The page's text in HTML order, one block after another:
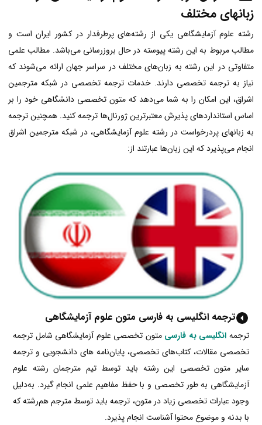
زبانهای مختلف
رشته علوم آزمایشگاهی یکی از رشته‌های پرطرفدار در کشور ایران است و
مطالب مربوط به این رشته پیوسته در حال بروز‌رسانی می‌باشد. مطالب علمی
متفاوتی در این رشته به زبان‌های مختلف در سراسر جهان ارائه می‌شوند که
نیاز به ترجمه تخصصی دارند. خدمات ترجمه تخصصی در شبکه مترجمین
اشراق، این امکان را به شما می‌دهد که متون تخصصی دانشگاهی خود را بر
اساس استانداردهای پذیرش معتبرترین ژورنال‌ها ترجمه کنید. همچنین ترجمه
به زبانهای پردرخواست در رشته علوم آزمایشگاهی، در شبکه مترجمین اشراق
انجام می‌پذیرد که این زبان‌ها عبارتند از:
ترجمه انگلیسی به فارسی متون علوم آزمایشگاهی
ترجمه انگلیسی به فارسی متون تخصصی علوم آزمایشگاهی شامل ترجمه
تخصصی مقالات، کتاب‌های تخصصی، پایان‌نامه‌ های دانشجویی و ترجمه
سایر متون تخصصی این رشته باید توسط تیم مترجمان رشته علوم
آزمایشگاهی به طور تخصصی و با حفظ مفاهیم علمی انجام گیرد. به‌دلیل
وجود عبارات تخصصی زیاد در متون، ترجمه باید توسط مترجم هم‌رشته که
با بدنه و موضوع محتوا آشناست انجام پذیرد.